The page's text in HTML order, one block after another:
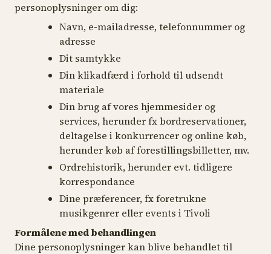
personoplysninger om dig:
Navn, e-mailadresse, telefonnummer og
adresse
Dit samtykke
Din klikadfærd i forhold til udsendt
materiale
Din brug af vores hjemmesider og
services, herunder fx bordreservationer,
deltagelse i konkurrencer og online køb,
herunder køb af forestillingsbilletter, mv.
Ordrehistorik, herunder evt. tidligere
korrespondance
Dine præferencer, fx foretrukne
musikgenrer eller events i Tivoli
Formålene med behandlingen
Dine personoplysninger kan blive behandlet til